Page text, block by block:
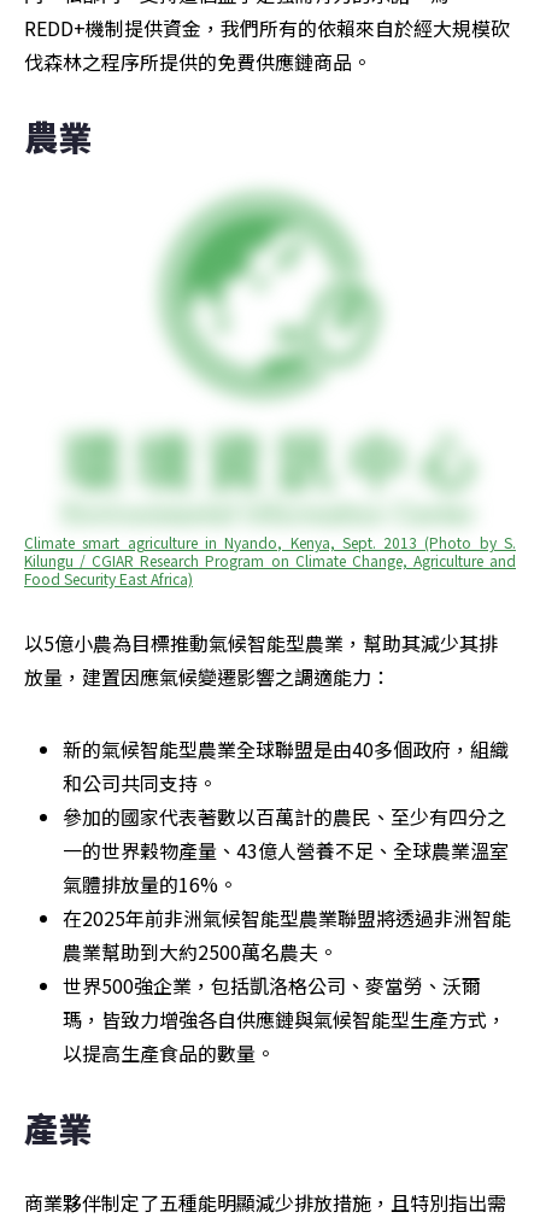
REDD+機制提供資金，我們所有的依賴來自於經大規模砍
伐森林之程序所提供的免費供應鏈商品。
農業
Climate smart agriculture in Nyando, Kenya, Sept. 2013 (Photo by S.
Kilungu / CGIAR Research Program on Climate Change, Agriculture and
Food Security East Africa)
以5億小農為目標推動氣候智能型農業，幫助其減少其排
放量，建置因應氣候變遷影響之調適能力：
新的氣候智能型農業全球聯盟是由40多個政府，組織
和公司共同支持。
參加的國家代表著數以百萬計的農民、至少有四分之
一的世界穀物產量、43億人營養不足、全球農業溫室
氣體排放量的16%。
在2025年前非洲氣候智能型農業聯盟將透過非洲智能
農業幫助到大約2500萬名農夫。
世界500強企業，包括凱洛格公司、麥當勞、沃爾
瑪，皆致力增強各自供應鏈與氣候智能型生產方式，
以提高生產食品的數量。
產業
商業夥伴制定了五種能明顯減少排放措施，且特別指出需